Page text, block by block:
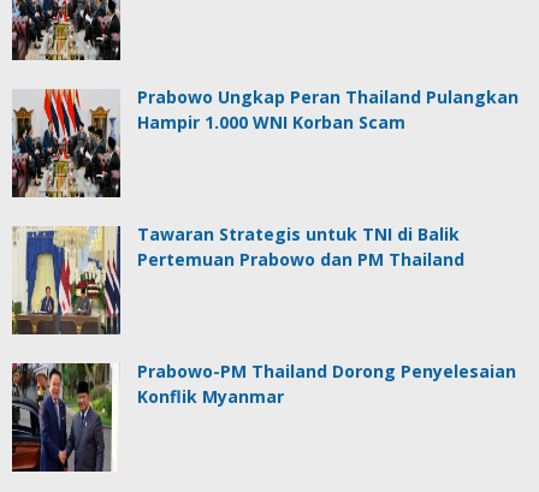
Prabowo Ungkap Peran Thailand Pulangkan
Hampir 1.000 WNI Korban Scam
Tawaran Strategis untuk TNI di Balik
Pertemuan Prabowo dan PM Thailand
Prabowo-PM Thailand Dorong Penyelesaian
Konflik Myanmar